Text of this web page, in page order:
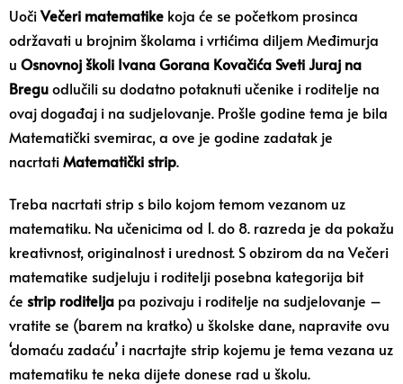
UočiVečeri matematike koja će se početkom prosinca
održavati u brojnim školama i vrtićima diljem Međimurja
u Osnovnoj školi Ivana Gorana Kovačića Sveti Juraj na
Breguodlučili su dodatno potaknuti učenike i roditelje na
ovaj događaj i na sudjelovanje. Prošle godine tema je bila
Matematički svemirac, a ove je godine zadatak je
nacrtatiMatematički strip.
Treba nacrtati strip s bilo kojom temom vezanom uz
matematiku. Na učenicima od 1. do 8. razreda je da pokažu
kreativnost, originalnost i urednost. S obzirom da na Večeri
matematike sudjeluju i roditelji posebna kategorija bit
će strip roditelja pa pozivaju i roditelje na sudjelovanje –
vratite se (barem na kratko) u školske dane, napravite ovu
‘domaću zadaću’ i nacrtajte strip kojemu je tema vezana uz
matematiku te neka dijete donese rad u školu.